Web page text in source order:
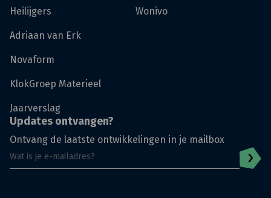
Heilijgers
Adriaan van Erk
Novaform
KlokGroep Materieel
Jaarverslag
Wonivo
Updates ontvangen?
Ontvang de laatste ontwikkelingen in je mailbox